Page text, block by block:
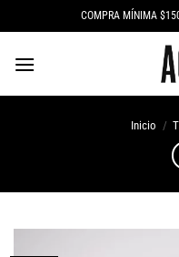
al
contenido
COMPRA MÍNIMA
Inicio /